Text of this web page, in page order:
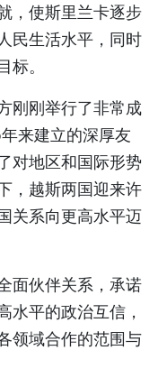
，使斯里兰卡逐步
民生活水平，同时
。
刚刚举行了非常成
来建立的深厚友
对地区和国际形势
，越斯两国迎来许
关系向更高水平迈
面伙伴关系，承诺
水平的政治互信，
领域合作的范围与